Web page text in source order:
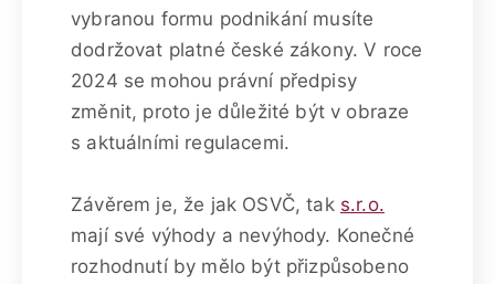
vybranou formu podnikání musíte
dodržovat platné české zákony. V roce
2024 se mohou právní předpisy
změnit, proto je důležité být v obraze
s aktuálními regulacemi.
Závěrem je, že jak OSVČ, tak s.r.o.
mají své výhody a nevýhody. Konečné
rozhodnutí by mělo být přizpůsobeno